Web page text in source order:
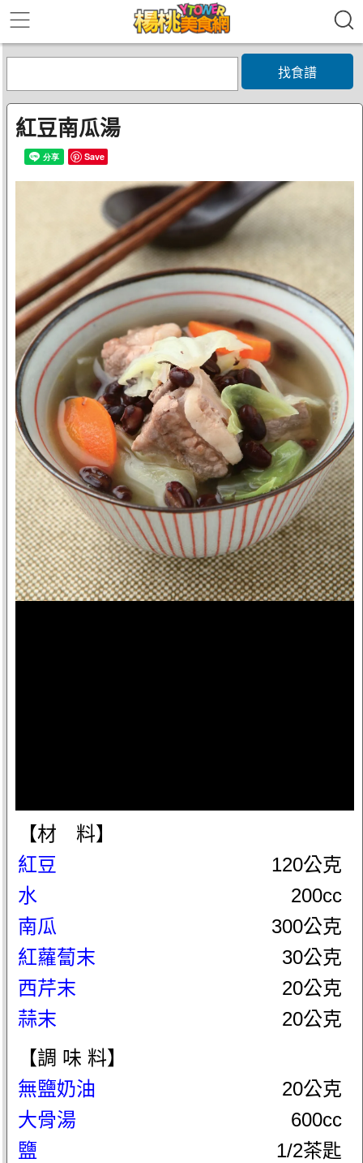
找食譜
紅豆南瓜湯
Save
【材 料】
紅豆
120公克
水
200cc
南瓜
300公克
紅蘿蔔末
30公克
西芹末
20公克
蒜末
20公克
【調 味 料】
無鹽奶油
20公克
大骨湯
600cc
鹽
1/2茶匙